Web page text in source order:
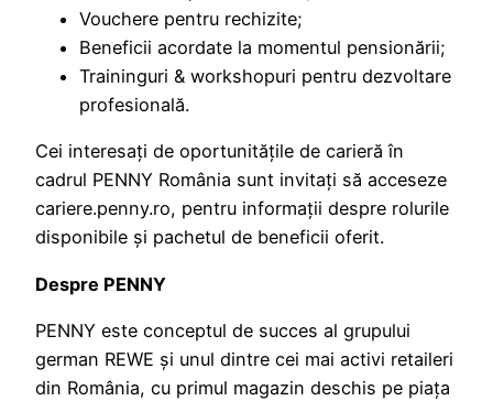
Vouchere pentru rechizite;
Beneficii acordate la momentul pensionării;
Traininguri & workshopuri pentru dezvoltare
profesională.
Cei interesați de oportunitățile de carieră în
cadrul PENNY România sunt invitați să acceseze
cariere.penny.ro, pentru informații despre rolurile
disponibile și pachetul de beneficii oferit.
Despre PENNY
PENNY este conceptul de succes al grupului
german REWE și unul dintre cei mai activi retaileri
din România, cu primul magazin deschis pe piața